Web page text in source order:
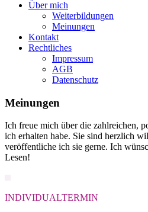
Über mich
Weiterbildungen
Meinungen
Kontakt
Rechtliches
Impressum
AGB
Datenschutz
Meinungen
Ich freue mich über die zahlreichen,
ich erhalten habe. Sie sind herzlich
veröffentliche ich sie gerne. Ich
Lesen!
INDIVIDUALTERMIN